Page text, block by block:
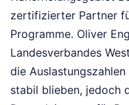
zertifizierter Partner
Programme. Oliver
Landesverbandes
die
stabil blieben, jedoch